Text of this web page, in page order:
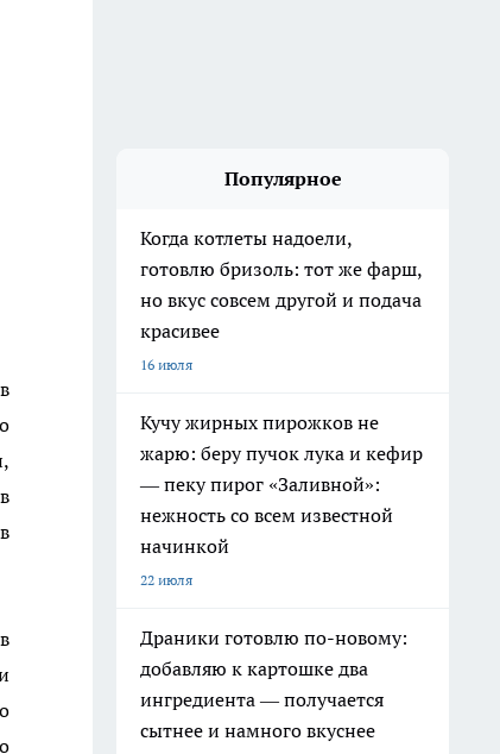
Популярное
Когда котлеты надоели,
готовлю бризоль: тот же фарш,
но вкус совсем другой и подача
красивее
16 июля
Кучу жирных пирожков не
жарю: беру пучок лука и кефир
— пеку пирог «Заливной»:
нежность со всем известной
начинкой
22 июля
Драники готовлю по-новому:
добавляю к картошке два
ингредиента — получается
сытнее и намного вкуснее